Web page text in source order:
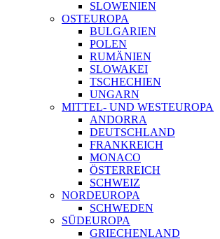
SLOWENIEN
OSTEUROPA
BULGARIEN
POLEN
RUMÄNIEN
SLOWAKEI
TSCHECHIEN
UNGARN
MITTEL- UND WESTEUROPA
ANDORRA
DEUTSCHLAND
FRANKREICH
MONACO
ÖSTERREICH
SCHWEIZ
NORDEUROPA
SCHWEDEN
SÜDEUROPA
GRIECHENLAND